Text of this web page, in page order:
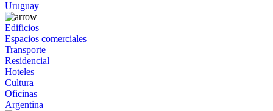
Uruguay
Edificios
Espacios comerciales
Transporte
Residencial
Hoteles
Cultura
Oficinas
Argentina